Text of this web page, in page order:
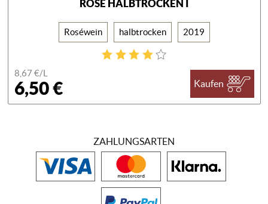
ROSÉ HALBTROCKEN I
Roséwein halbtrocken 2019
8,67 €/L
6,50 € Kaufen
ZAHLUNGSARTEN